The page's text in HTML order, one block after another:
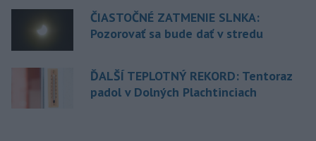
ČIASTOČNÉ ZATMENIE SLNKA:
Pozorovať sa bude dať v stredu
ĎALŠÍ TEPLOTNÝ REKORD: Tentoraz
padol v Dolných Plachtinciach